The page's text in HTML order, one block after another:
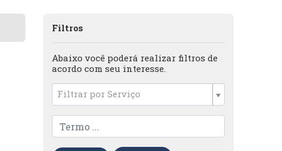
Filtros
Abaixo você poderá realizar filtros de
acordo com seu interesse.
Filtrar por Serviço